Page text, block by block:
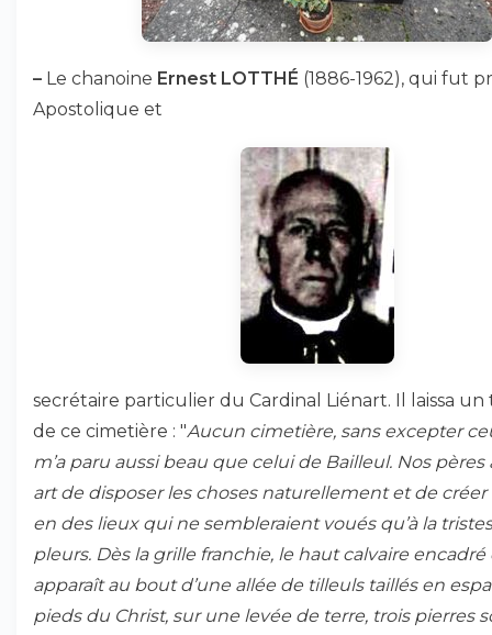
– Le chanoine Ernest LOTTHÉ (1886-1962), qui fut
Apostolique et
secrétaire particulier du Cardinal Liénart. Il laissa
de ce cimetière : "Aucun cimetière, sans excepter
m’a paru aussi beau que celui de Bailleul. Nos
art de disposer les choses naturellement et de
en des lieux qui ne sembleraient voués qu’à la
pleurs. Dès la grille franchie, le haut calvaire
apparaît au bout d’une allée de tilleuls taillés en
pieds du Christ, sur une levée de terre, trois pierres